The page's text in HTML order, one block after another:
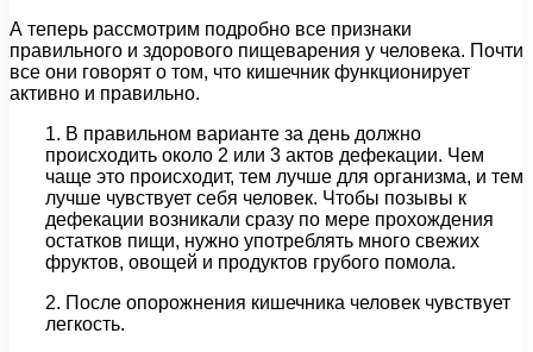
А теперь рассмотрим подробно все признаки
правильного и здорового пищеварения у человека. Почти
все они говорят о том, что кишечник функционирует
активно и правильно.
1. В правильном варианте за день должно
происходить около 2 или 3 актов дефекации. Чем
чаще это происходит, тем лучше для организма, и тем
лучше чувствует себя человек. Чтобы позывы к
дефекации возникали сразу по мере прохождения
остатков пищи, нужно употреблять много свежих
фруктов, овощей и продуктов грубого помола.
2. После опорожнения кишечника человек чувствует
легкость.